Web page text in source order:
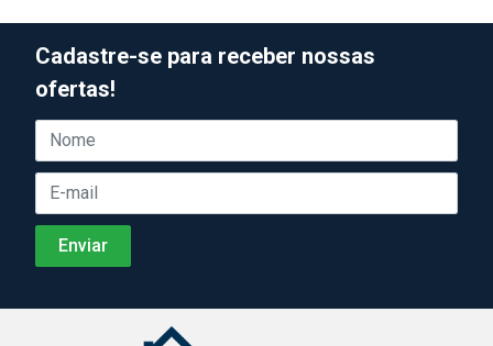
Cadastre-se para receber nossas
ofertas!